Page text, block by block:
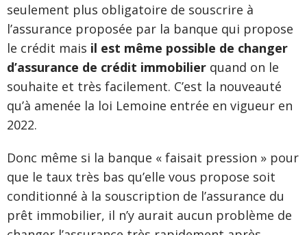
seulement plus obligatoire de souscrire à
l’assurance proposée par la banque qui propose
le crédit mais il est même possible de changer
d’assurance de crédit immobilier quand on le
souhaite et très facilement. C’est la nouveauté
qu’à amenée la loi Lemoine entrée en vigueur en
2022.
Donc même si la banque « faisait pression » pour
que le taux très bas qu’elle vous propose soit
conditionné à la souscription de l’assurance du
prêt immobilier, il n’y aurait aucun problème de